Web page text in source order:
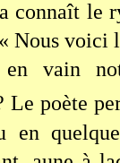
connaît le
Nous voici
en vain
Le poète
en